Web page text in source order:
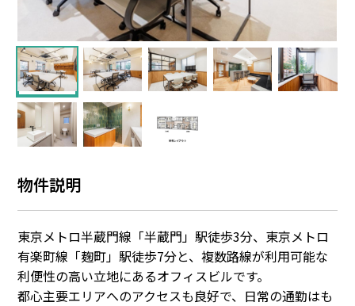
物件説明
東京メトロ半蔵門線「半蔵門」駅徒歩3分、東京メトロ
有楽町線「麹町」駅徒歩7分と、複数路線が利用可能な
利便性の高い立地にあるオフィスビルです。
都心主要エリアへのアクセスも良好で、日常の通勤はも